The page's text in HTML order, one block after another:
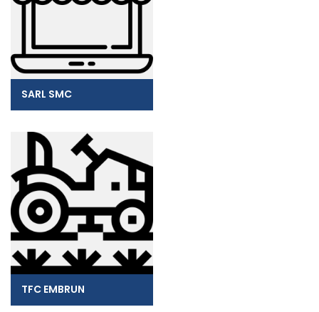
SARL SMC
TFC EMBRUN